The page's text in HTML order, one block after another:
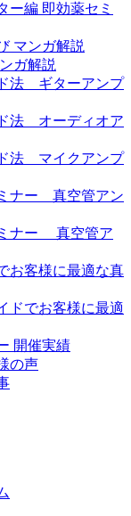
編 即効薬セミ
マンガ解説
ガ解説
法 ギターアンプ
法 オーディオア
法 マイクアンプ
ナー 真空管アン
ナー 真空管ア
お客様に最適な真
ドでお客様に最適
開催実績
の声